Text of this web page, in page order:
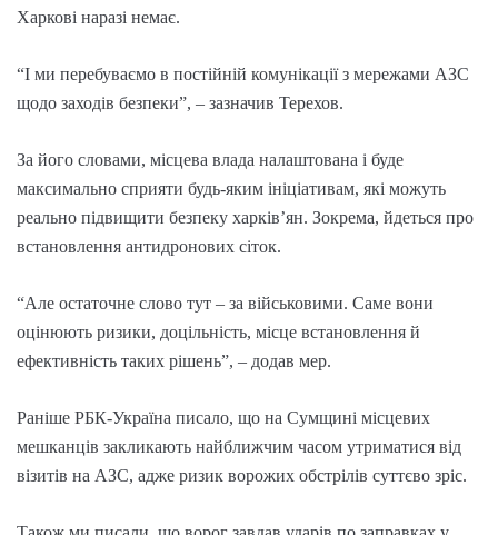
Харкові наразі немає.
“І ми перебуваємо в постійній комунікації з мережами АЗС
щодо заходів безпеки”, – зазначив Терехов.
За його словами, місцева влада налаштована і буде
максимально сприяти будь-яким ініціативам, які можуть
реально підвищити безпеку харківʼян. Зокрема, йдеться про
встановлення антидронових сіток.
“Але остаточне слово тут – за військовими. Саме вони
оцінюють ризики, доцільність, місце встановлення й
ефективність таких рішень”, – додав мер.
Раніше РБК-Україна писало, що на Сумщині місцевих
мешканців закликають найближчим часом утриматися від
візитів на АЗС, адже ризик ворожих обстрілів суттєво зріс.